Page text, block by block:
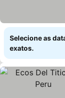
Selecione as
exatos.